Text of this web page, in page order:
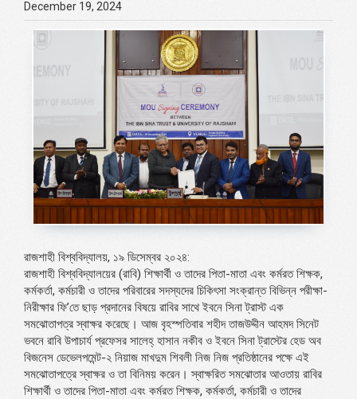
December 19, 2024
রাজশাহী বিশ্ববিদ্যালয়, ১৯ ডিসেম্বর ২০২৪:
রাজশাহী বিশ্ববিদ্যালয়ের (রাবি) শিক্ষার্থী ও তাদের পিতা-মাতা এবং কর্মরত শিক্ষক,
কর্মকর্তা, কর্মচারী ও তাদের পরিবারের সদস্যদের চিকিৎসা সংক্রান্ত বিভিন্ন পরীক্ষা-
নিরীক্ষার ফি’তে ছাড় প্রদানের বিষয়ে রাবির সাথে ইবনে সিনা ট্রাস্ট এক
সমঝোতাপত্র স্বাক্ষর করেছে। আজ বৃহস্পতিবার শহীদ তাজউদ্দীন আহমদ সিনেট
ভবনে রাবি উপাচার্য প্রফেসর সালেহ্ হাসান নকীব ও ইবনে সিনা ট্রাস্টের হেড অব
বিজনেস ডেভেলপমেন্ট-২ নিয়াজ মাখদুম শিবলী নিজ নিজ প্রতিষ্ঠানের পক্ষে এই
সমঝোতাপত্রে স্বাক্ষর ও তা বিনিময় করেন। স্বাক্ষরিত সমঝোতার আওতায় রাবির
শিক্ষার্থী ও তাদের পিতা-মাতা এবং কর্মরত শিক্ষক, কর্মকর্তা, কর্মচারী ও তাদের